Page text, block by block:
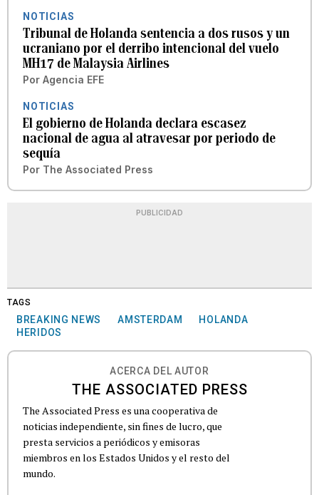
NOTICIAS
Tribunal de Holanda sentencia a dos rusos y un
ucraniano por el derribo intencional del vuelo
MH17 de Malaysia Airlines
Por Agencia EFE
NOTICIAS
El gobierno de Holanda declara escasez
nacional de agua al atravesar por periodo de
sequía
Por The Associated Press
PUBLICIDAD
TAGS
BREAKING NEWS AMSTERDAM
HOLANDA
HERIDOS
ACERCA DEL AUTOR
THE ASSOCIATED PRESS
The Associated Press es una cooperativa de
noticias independiente, sin fines de lucro, que
presta servicios a periódicos y emisoras
miembros en los Estados Unidos y el resto del
mundo.